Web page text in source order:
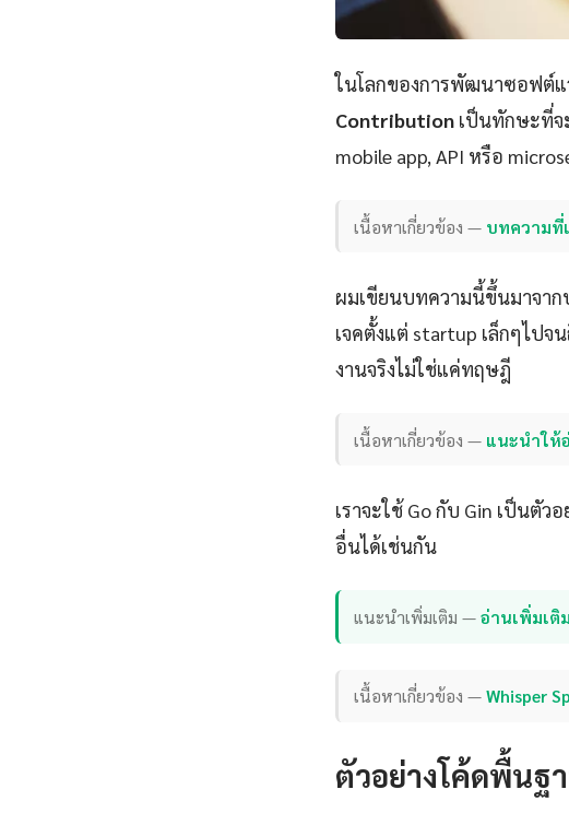
ในโลกของการพัฒนาซอฟต์แ
Contribution เป็นทักษะที่จ
mobile app, API หรือ
เนื้อหาเกี่ยวข้อง — บทความที่
ผมเขียนบทความนี้ขึ้นมาจา
เจคตั้งแต่ startup เล็กๆไป
งานจริงไม่ใช่แค่ทฤษฎี
เนื้อหาเกี่ยวข้อง — แนะนำให้
เราจะใช้ Go กับ Gin เป็นตั
อื่นได้เช่นกัน
แนะนำเพิ่มเติม —อ่านเพิ่มเติ
เนื้อหาเกี่ยวข้อง —Whisper
ตัวอย่างโค้ดพื้นฐ